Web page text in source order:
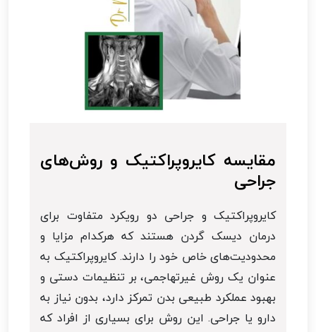
مقایسه کایروپراکتیک و روش‌های
جراحی
کایروپراکتیک و جراحی دو رویکرد متفاوت برای
درمان دیسک گردن هستند که هرکدام مزایا و
محدودیت‌های خاص خود را دارند. کایروپراکتیک به
عنوان یک روش غیرتهاجمی، بر تنظیمات دستی و
بهبود عملکرد طبیعی بدن تمرکز دارد، بدون نیاز به
دارو یا جراحی. این روش برای بسیاری از افراد که